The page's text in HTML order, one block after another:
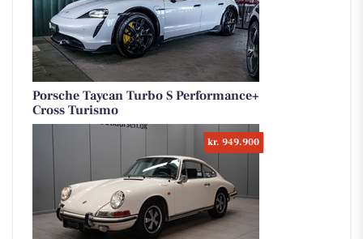
Porsche Taycan Turbo S Performance+
Cross Turismo
kr. 949.900